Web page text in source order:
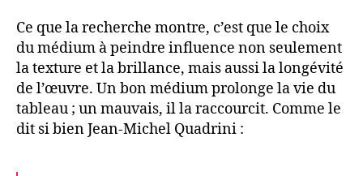
Ce que la recherche montre, c’est que le choix
du médium à peindre influence non seulement
la texture et la brillance, mais aussi la longévité
de l’œuvre. Un bon médium prolonge la vie du
tableau ; un mauvais, il la raccourcit. Comme le
dit si bien Jean-Michel Quadrini :